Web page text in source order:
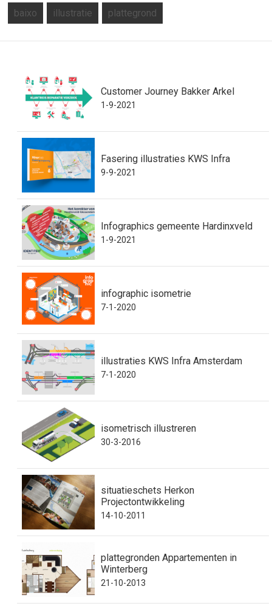
baixo illustratie plattegrond
Customer Journey Bakker Arkel
1-9-2021
Fasering illustraties KWS Infra
9-9-2021
Infographics gemeente Hardinxveld
1-9-2021
infographic isometrie
7-1-2020
illustraties KWS Infra Amsterdam
7-1-2020
isometrisch illustreren
30-3-2016
situatieschets Herkon
Projectontwikkeling
14-10-2011
plattegronden Appartementen in
Winterberg
21-10-2013